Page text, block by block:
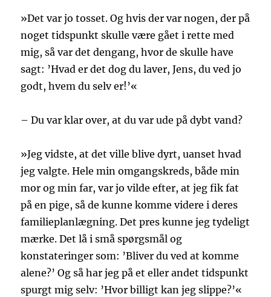
»Det var jo tosset. Og hvis der var nogen, der på
noget tidspunkt skulle være gået i rette med
mig, så var det dengang, hvor de skulle have
sagt: ’Hvad er det dog du laver, Jens, du ved jo
godt, hvem du selv er!’«
– Du var klar over, at du var ude på dybt vand?
»Jeg vidste, at det ville blive dyrt, uanset hvad
jeg valgte. Hele min omgangskreds, både min
mor og min far, var jo vilde efter, at jeg fik fat
på en pige, så de kunne komme videre i deres
familieplanlægning. Det pres kunne jeg tydeligt
mærke. Det lå i små spørgsmål og
konstateringer som: ’Bliver du ved at komme
alene?’ Og så har jeg på et eller andet tidspunkt
spurgt mig selv: ’Hvor billigt kan jeg slippe?’«